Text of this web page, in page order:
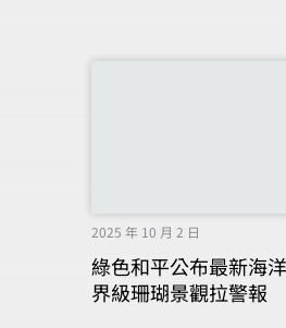
2025 年 10 月 2 日
綠色和平公布最新海
界級珊瑚景觀拉警報